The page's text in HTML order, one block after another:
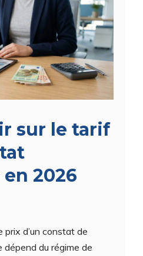
sur le tarif
2026
prix d’un constat de
dépend du régime de